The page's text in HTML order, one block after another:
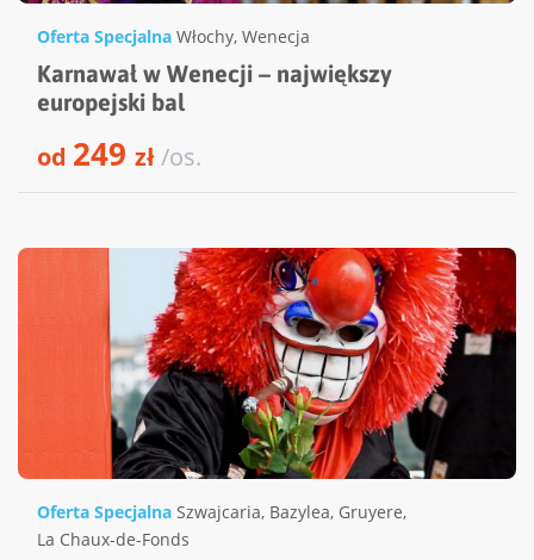
Oferta Specjalna Włochy, Wenecja
Karnawał w Wenecji – największy
europejski bal
od 249 zł/os.
Oferta Specjalna Szwajcaria, Bazylea, Gruyere,
La Chaux-de-Fonds